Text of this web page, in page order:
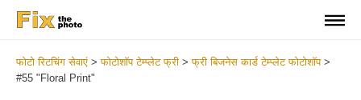
फोटो रिटचिंग सेवाएं >फोटोशॉप टेम्प्लेट फ्री >फ्री बिजनेस कार्ड टेम्प्लेट फोटोशॉप>
#55 "Floral Print"